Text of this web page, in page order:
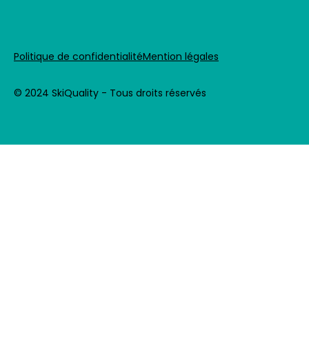
© 2024 SkiQuality - Tous droits réservés
Politique de confidentialitéMention légales